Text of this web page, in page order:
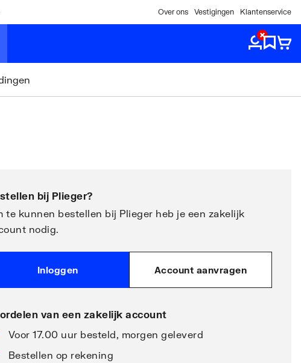
Over ons Vestigingen Klantenservice
bij Plieger?
te kunnen bestellen bij Plieger heb je een zakelijk
nodig.
Inloggen Account aanvragen
van een zakelijk account
Voor 17.00 uur besteld, morgen geleverd
Bestellen op rekening